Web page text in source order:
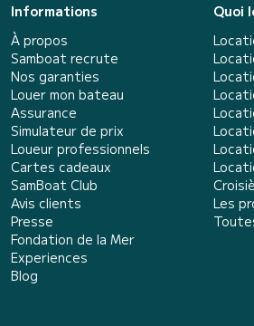
Informations
À propos
Samboat recrute
Nos garanties
Louer mon bateau
Assurance
Simulateur de prix
Loueur professionnels
Cartes cadeaux
SamBoat Club
Avis clients
Presse
Fondation de la Mer
Experiences
Blog
Quoi
Les